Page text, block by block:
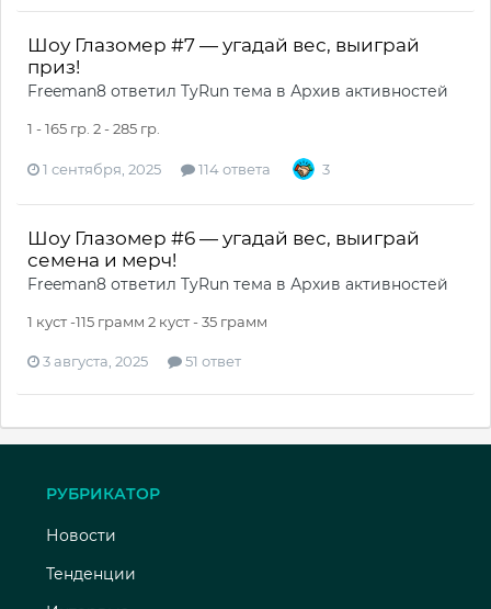
Шоу Глазомер #7 — угадай вес, выиграй
приз!
Freeman8 ответил TyRun тема в Архив активностей
1 - 165 гр. 2 - 285 гр.
1 сентября, 2025 114 ответа 3
Шоу Глазомер #6 — угадай вес, выиграй
семена и мерч!
Freeman8 ответил TyRun тема в Архив активностей
1 куст -115 грамм 2 куст - 35 грамм
3 августа, 2025 51 ответ
РУБРИКАТОР
Новости
Тенденции